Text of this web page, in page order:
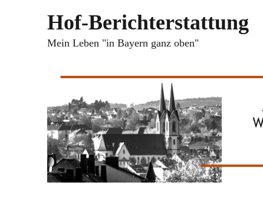
Hof-Berichterstattung
Mein Leben "in Bayern ganz oben"